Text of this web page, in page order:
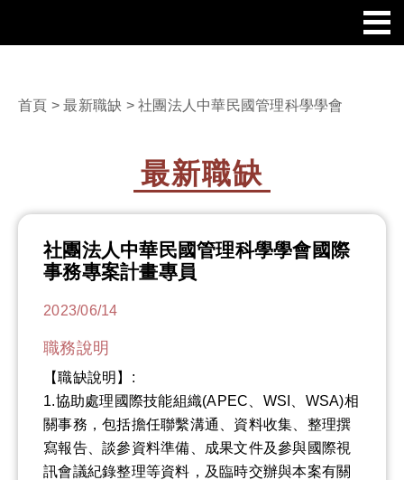
首頁 >最新職缺 > 社團法人中華民國管理科學學會
最新職缺
社團法人中華民國管理科學學會國際
事務專案計畫專員
2023/06/14
職務說明
【職缺說明】:
1.協助處理國際技能組織(APEC、WSI、WSA)相
關事務，包括擔任聯繫溝通、資料收集、整理撰
寫報告、談參資料準備、成果文件及參與國際視
訊會議紀錄整理等資料，及臨時交辦與本案有關